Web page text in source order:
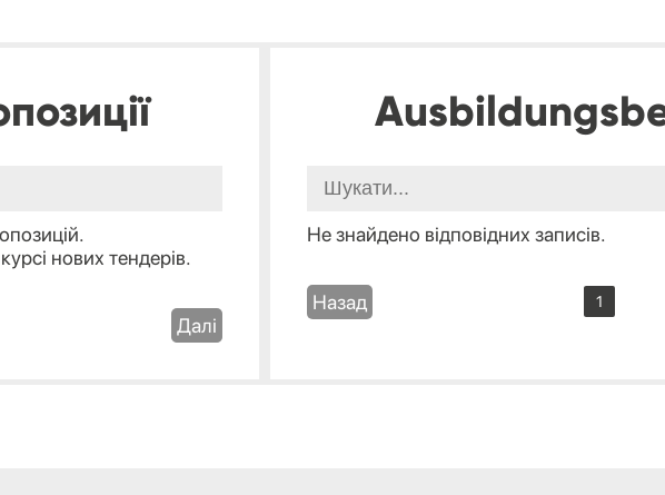
нових тендерів.
Далі
Не знайдено відповідних записів.
Назад 1